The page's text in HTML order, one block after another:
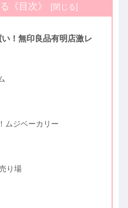
《目次》
！無印良品有明店激レ
ムジベーカリー
り場